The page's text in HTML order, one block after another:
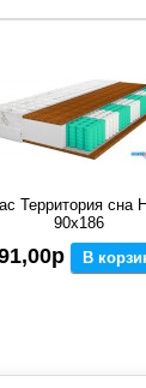
Территория сна
90x186
В